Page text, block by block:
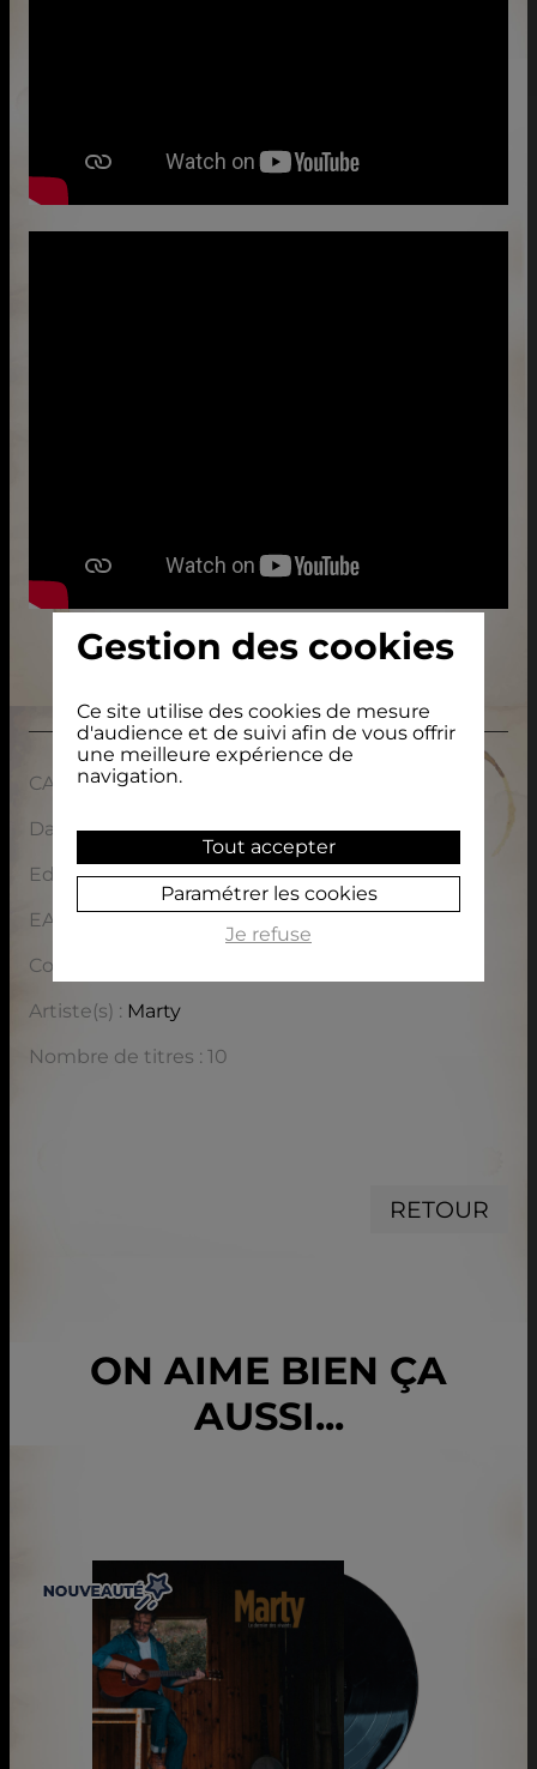
CARACTÉRISTIQUES
Date de sortie : 22/06/2026
Editeur : Irfan, le label
EAN / ISBN : 3760063733051
Code prix : 1R021
Artiste(s) : Marty
Nombre de titres : 10
RETOUR
ON AIME BIEN ÇA
AUSSI...
Gestion des cookies
Ce site utilise des cookies de mesure
d'audience et de suivi afin de vous offrir
une meilleure expérience de
navigation.
Tout accepter
Paramétrer les cookies
Je refuse